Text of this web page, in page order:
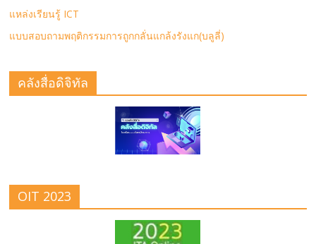
แหล่งเรียนรู้ ICT
แบบสอบถามพฤติกรรมการถูกกลั่นแกล้งรังแก(บลูลี่)
คลังสื่อดิจิทัล
OIT 2023